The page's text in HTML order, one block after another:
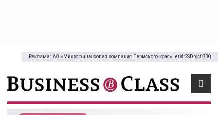
Реклама: АО «Микрофинансовая компания Пермского края», erid:2SDnjcfi73Q